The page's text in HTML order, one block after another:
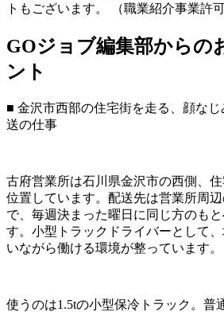
トもございます。 （職業紹介事業許
GOジョブ編集部からの
ント
■ 金沢市西部の住宅街を走る、顔な
送の仕事
古府営業所は石川県金沢市の西側、
位置しています。配送先は営業所周
で、毎週決まった曜日に同じ方のも
す。小型トラックドライバーとして
いながら働ける環境が整っています。
使うのは1.5tの小型保冷トラック。普